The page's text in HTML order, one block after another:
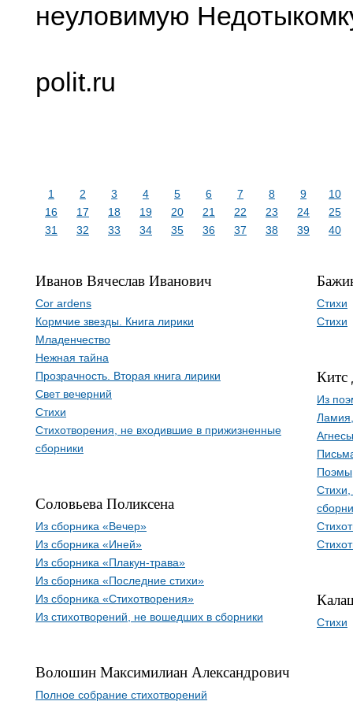
неуловимую
polit.ru
1 2 3 4 5 6 7 8 9
10
16
17 18 19 20 21 22 23 24
25
31
32 33 34 35 36 37 38 39 40
Иванов Вячеслав Иванович
Cor ardens
Кормчие звезды. Книга лирики
Младенчество
Нежная тайна
Прозрачность. Вторая книга лирики
Свет вечерний
Стихи
Стихотворения, не входившие в прижизненные
сборники
Соловьева Поликсена
Из сборника «Вечер»
Из сборника «Иней»
Из сборника «Плакун-трава»
Из сборника «Последние стихи»
Из сборника «Стихотворения»
Из стихотворений, не вошедших в сборники
Волошин Максимилиан Александрович
Полное собрание стихотворений
Стихи
Стихи
Из
Поэмы
Стихи